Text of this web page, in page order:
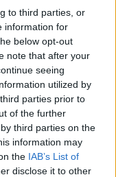
to third parties, or
information for
below opt-out
note that after your
seeing
utilized by
parties prior to
of the further
third parties on the
information may
the IAB’s List of
disclose it to other
y Atención
que se
potenciar
y la
entre los
a este
la final entre
Activa, que se
tema de debate:
en España?’.